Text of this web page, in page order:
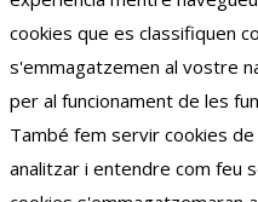
cookies que es classifiquen
s'emmagatzemen al vostre
per al funcionament de les
També fem servir cookies
analitzar i entendre com feu